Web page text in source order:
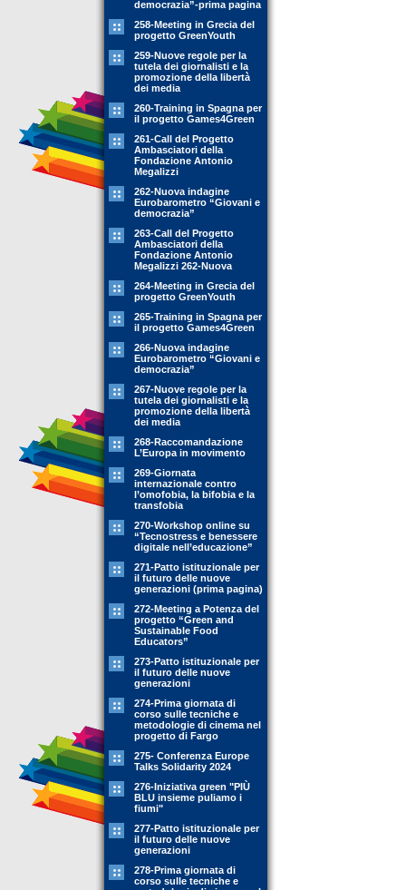
democrazia”-prima pagina
258-Meeting in Grecia del
progetto GreenYouth
259-Nuove regole per la
tutela dei giornalisti e la
promozione della libertà
dei media
260-Training in Spagna per
il progetto Games4Green
261-Call del Progetto
Ambasciatori della
Fondazione Antonio
Megalizzi
262-Nuova indagine
Eurobarometro “Giovani e
democrazia”
263-Call del Progetto
Ambasciatori della
Fondazione Antonio
Megalizzi 262-Nuova
264-Meeting in Grecia del
progetto GreenYouth
265-Training in Spagna per
il progetto Games4Green
266-Nuova indagine
Eurobarometro “Giovani e
democrazia”
267-Nuove regole per la
tutela dei giornalisti e la
promozione della libertà
dei media
268-Raccomandazione
L’Europa in movimento
269-Giornata
internazionale contro
l’omofobia, la bifobia e la
transfobia
270-Workshop online su
“Tecnostress e benessere
digitale nell’educazione”
271-Patto istituzionale per
il futuro delle nuove
generazioni (prima pagina)
272-Meeting a Potenza del
progetto “Green and
Sustainable Food
Educators”
273-Patto istituzionale per
il futuro delle nuove
generazioni
274-Prima giornata di
corso sulle tecniche e
metodologie di cinema nel
progetto di Fargo
275- Conferenza Europe
Talks Solidarity 2024
276-Iniziativa green "PIÙ
BLU insieme puliamo i
fiumi"
277-Patto istituzionale per
il futuro delle nuove
generazioni
278-Prima giornata di
corso sulle tecniche e